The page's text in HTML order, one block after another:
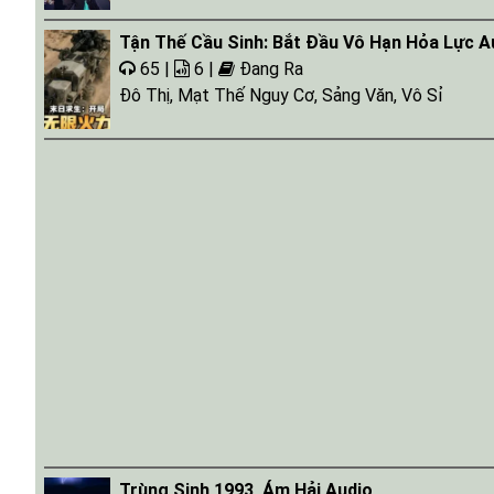
Tận Thế Cầu Sinh: Bắt Đầu Vô Hạn Hỏa Lực
65 |
6 |
Đang Ra
Đô Thị, Mạt Thế Nguy Cơ, Sảng Văn, Vô Sỉ